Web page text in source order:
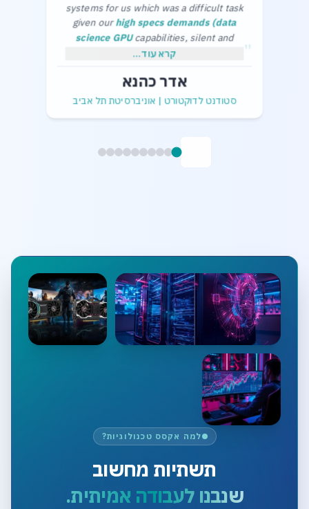
systems for us which was a difficult task
given ourhigh specs demands (data
science GPUcapabilities, silent and
cool in the office) and limited budget.
without any problems.
Thanks a lot,
" קרא עוד...
אדר כהנא
סטודנט לדוקטורט | אוניברסיטת תל אביב
למה אקסס טכנולוגיות?
תשתיות מחשוב
שנבנו לעבודה אמיתית.